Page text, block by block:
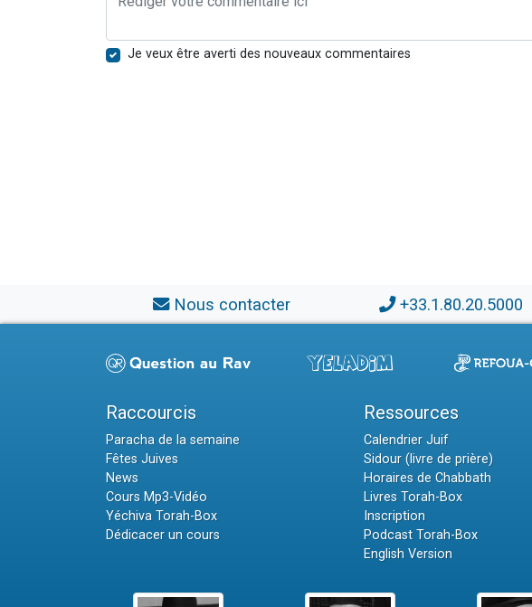
Je veux être averti des nouveaux commentaires
Nous contacter +33.1.80.20.5000
Raccourcis
Paracha de la semaine
Fêtes Juives
News
Cours Mp3-Vidéo
Yéchiva Torah-Box
Dédicacer un cours
Ressources
Calendrier Juif
Sidour (livre de prière)
Horaires de Chabbath
Livres Torah-Box
Inscription
Podcast Torah-Box
English Version